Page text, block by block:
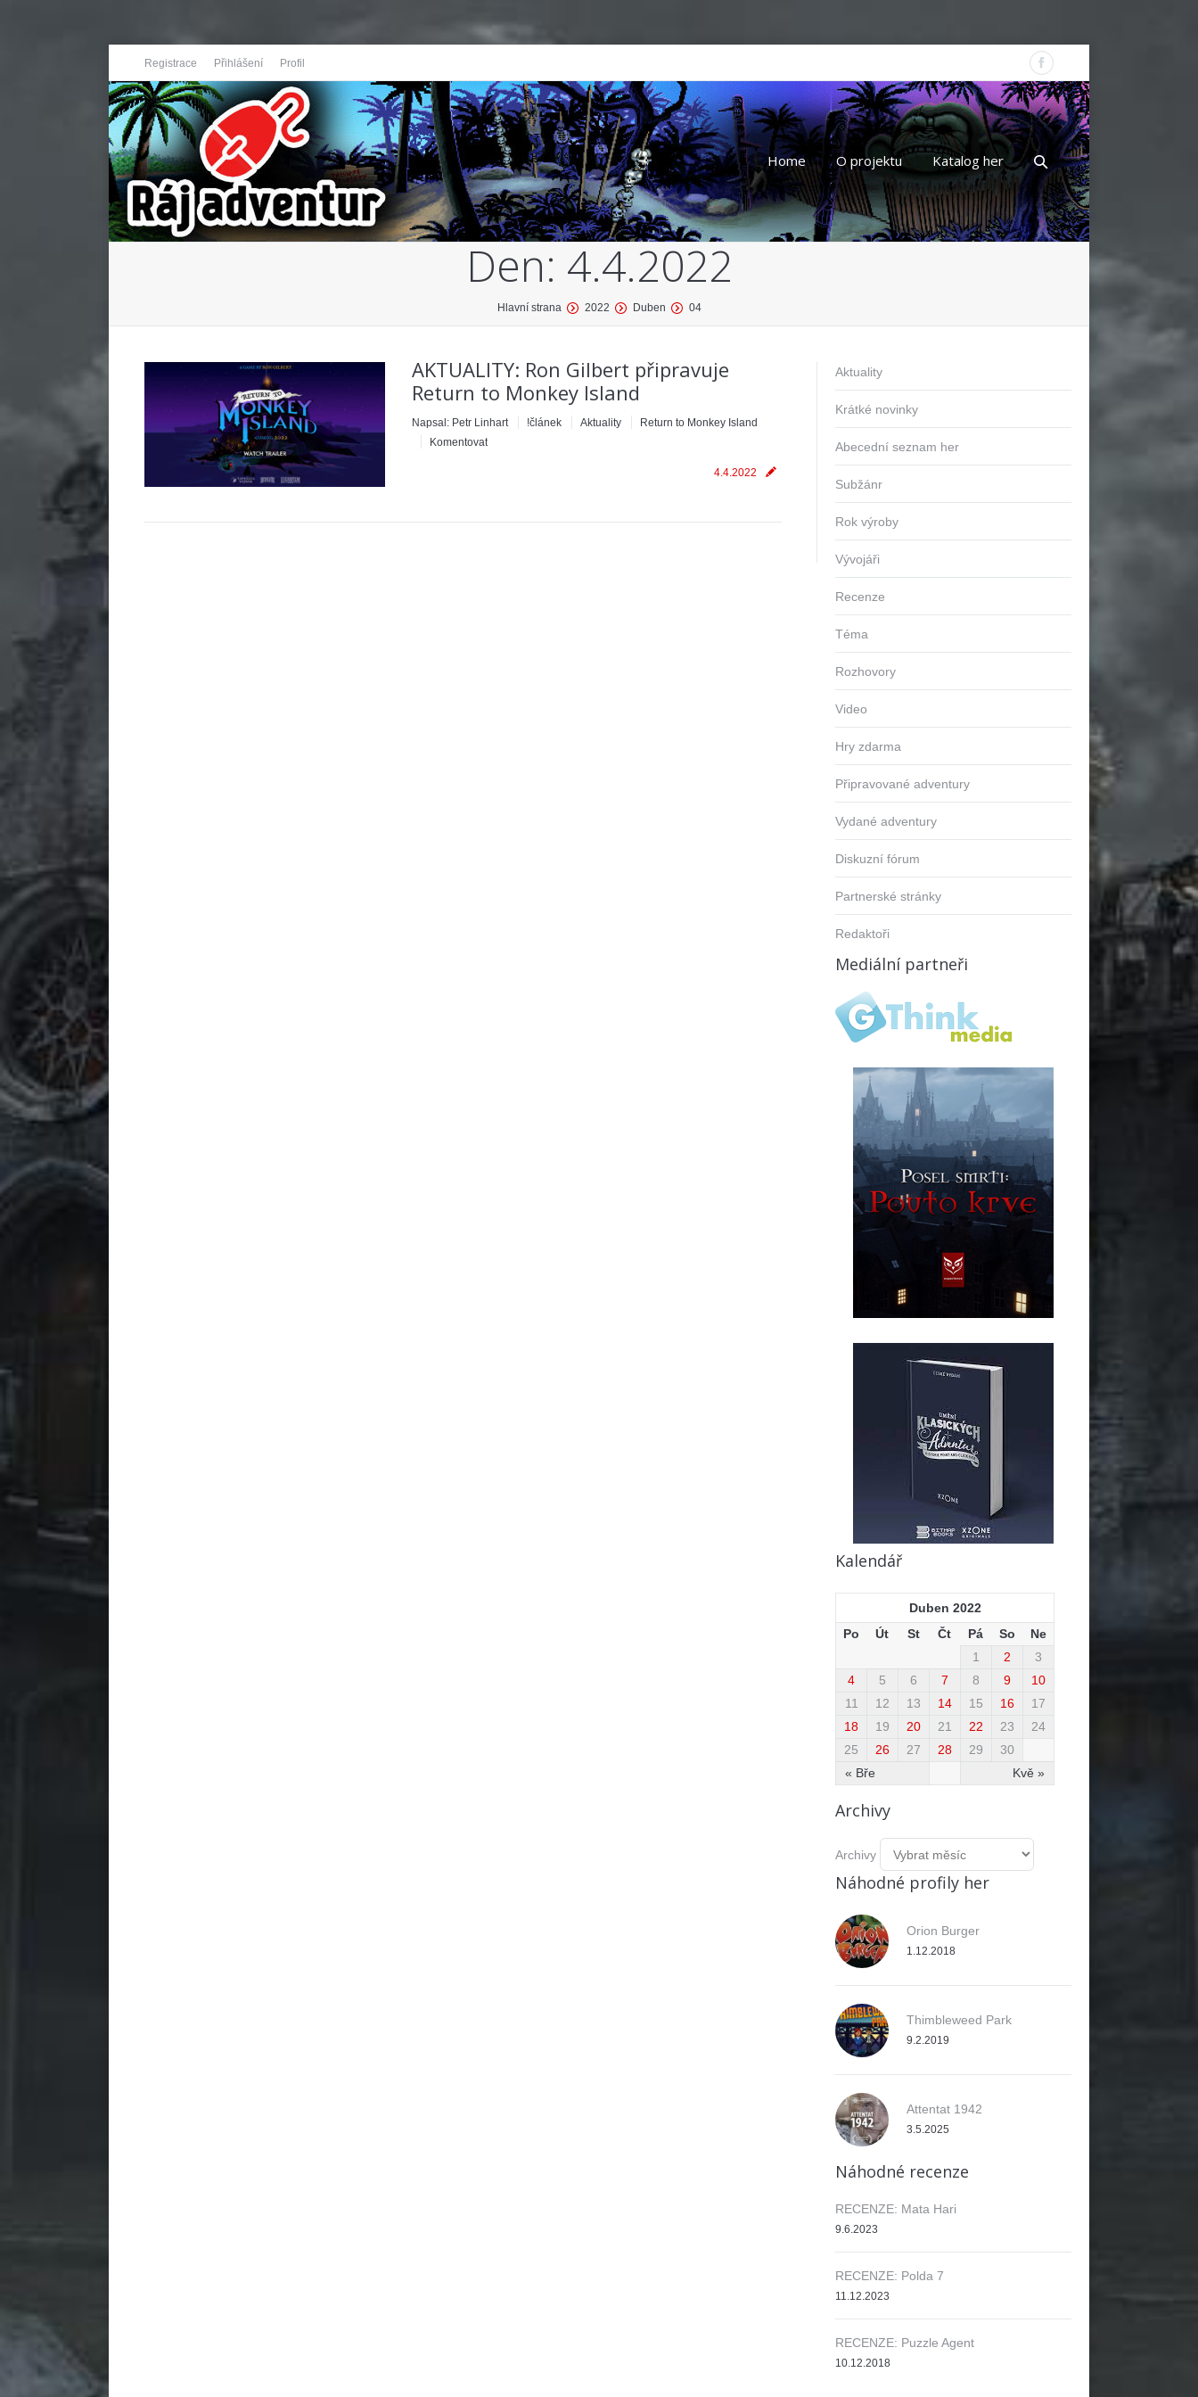
Registrace Přihlášení Profil
Home O projektu Katalog her
Den: 4.4.2022
Hlavní strana 2022 Duben 04
AKTUALITY: Ron Gilbert připravuje
Return to Monkey Island
Napsal: Petr Linhart !článek Aktuality
Return to Monkey Island
Komentovat
4.4.2022
Aktuality
Krátké novinky
Abecední seznam her
Subžánr
Rok výroby
Vývojáři
Recenze
Téma
Rozhovory
Video
Hry zdarma
Připravované adventury
Vydané adventury
Diskuzní fórum
Partnerské stránky
Redaktoři
Mediální partneři
Kalendář
Duben 2022
Po
Út St Čt Pá So Ne
« Bře Kvě »
1 2
3
4
5 6 7 8 9
10
11
12 13 14 15 16
17
18
19 20 21 22 23
24
25
26 27 28 29 30
Archivy
Archivy
Náhodné profily her
Orion Burger
1.12.2018
Thimbleweed Park
9.2.2019
Attentat 1942
3.5.2025
Náhodné recenze
RECENZE: Mata Hari
9.6.2023
RECENZE: Polda 7
11.12.2023
RECENZE: Puzzle Agent
10.12.2018